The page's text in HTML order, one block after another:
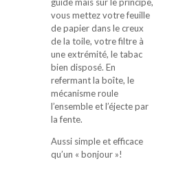
vous mettez votre feuille
de papier dans le creux
de la toile, votre filtre à
une extrémité, le tabac
bien disposé. En
refermant la boîte, le
mécanisme roule
l’ensemble et l’éjecte par
la fente.
Aussi simple et efficace
qu’un « bonjour »!